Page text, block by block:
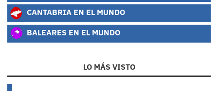
CANTABRIA EN EL MUNDO
BALEARES EN EL MUNDO
LO MÁS VISTO